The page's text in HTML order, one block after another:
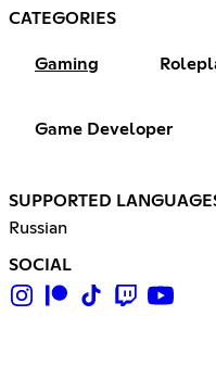
CATEGORIES
Gaming
Game Developer
SUPPORTED
Russian
SOCIAL